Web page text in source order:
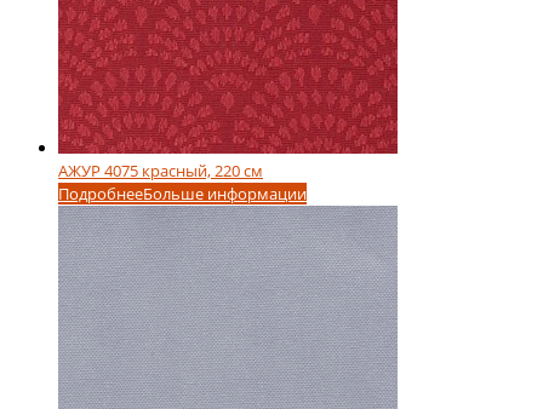
АЖУР 4075 красный, 220 см
ПодробнееБольше информации